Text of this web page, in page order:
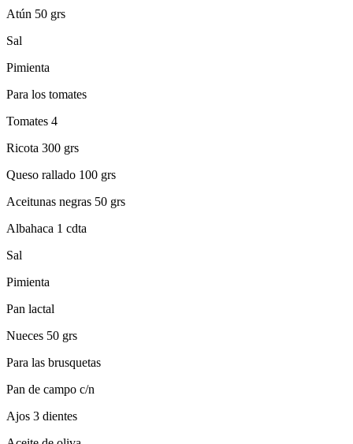
Atún 50 grs
Sal
Pimienta
Para los tomates
Tomates 4
Ricota 300 grs
Queso rallado 100 grs
Aceitunas negras 50 grs
Albahaca 1 cdta
Sal
Pimienta
Pan lactal
Nueces 50 grs
Para las brusquetas
Pan de campo c/n
Ajos 3 dientes